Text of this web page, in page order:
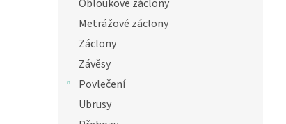
Obloukové záclony
Metrážové záclony
Záclony
Závěsy
Povlečení
Ubrusy